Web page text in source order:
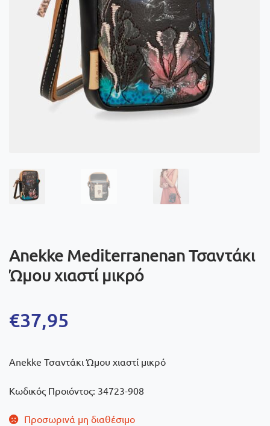
Anekke Mediterranenan Τσαντάκι
Ώμου χιαστί μικρό
€37,95
Anekke Τσαντάκι Ώμου χιαστί μικρό
Κωδικός Προιόντος: 34723-908
Προσωρινά μη διαθέσιμο